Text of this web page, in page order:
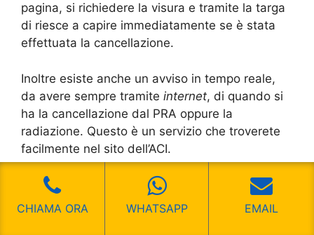
pagina, si richiedere la visura e tramite la targa
di riesce a capire immediatamente se è stata
effettuata la cancellazione.
Inoltre esiste anche un avviso in tempo reale,
da avere sempre tramite internet, di quando si
ha la cancellazione dal PRA oppure la
radiazione. Questo è un servizio che troverete
facilmente nel sito dell’ACI.
Se poi volete un “contatto umano” potete
comunque rivolgervi direttamente agli uffici che
CHIAMA ORA WHATSAPP EMAIL